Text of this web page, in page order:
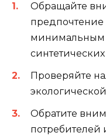
Обращайте
предпочтение
минимальным
Проверяйте
Обратите